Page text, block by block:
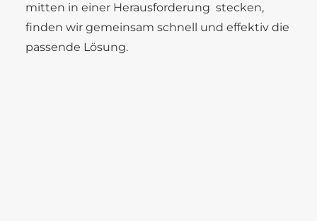
mitten in einer Herausforderung stecken,
finden wir gemeinsam schnell und effektiv die
passende Lösung.